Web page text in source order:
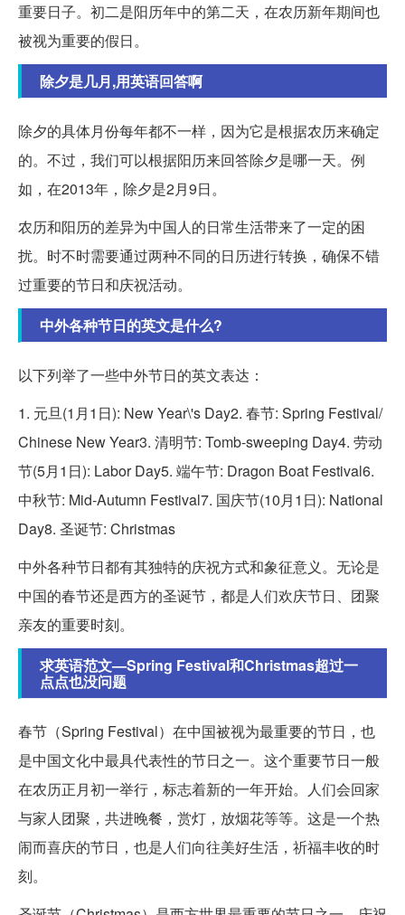
重要日子。初二是阳历年中的第二天，在农历新年期间也
被视为重要的假日。
除夕是几月,用英语回答啊
除夕的具体月份每年都不一样，因为它是根据农历来确定
的。不过，我们可以根据阳历来回答除夕是哪一天。例
如，在2013年，除夕是2月9日。
农历和阳历的差异为中国人的日常生活带来了一定的困
扰。时不时需要通过两种不同的日历进行转换，确保不错
过重要的节日和庆祝活动。
中外各种节日的英文是什么?
以下列举了一些中外节日的英文表达：
1. 元旦(1月1日): New Year\'s Day2. 春节: Spring Festival/
Chinese New Year3. 清明节: Tomb-sweeping Day4. 劳动
节(5月1日): Labor Day5. 端午节: Dragon Boat Festival6.
中秋节: Mid-Autumn Festival7. 国庆节(10月1日): National
Day8. 圣诞节: Christmas
中外各种节日都有其独特的庆祝方式和象征意义。无论是
中国的春节还是西方的圣诞节，都是人们欢庆节日、团聚
亲友的重要时刻。
求英语范文—Spring Festival和Christmas超过一
点点也没问题
春节（Spring Festival）在中国被视为最重要的节日，也
是中国文化中最具代表性的节日之一。这个重要节日一般
在农历正月初一举行，标志着新的一年开始。人们会回家
与家人团聚，共进晚餐，赏灯，放烟花等等。这是一个热
闹而喜庆的节日，也是人们向往美好生活，祈福丰收的时
刻。